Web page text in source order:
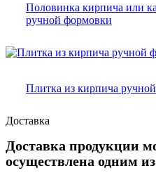
Половинка кирпича или
ручной формовки
Плитка из кирпича
Доставка
Доставка продукции
осуществлена одним